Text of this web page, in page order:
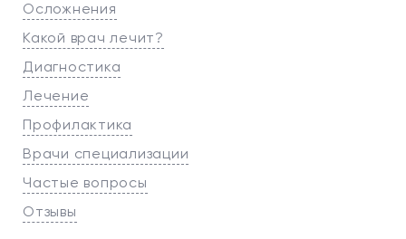
Осложнения
Какой врач лечит?
Диагностика
Лечение
Профилактика
Врачи специализации
Частые вопросы
Отзывы